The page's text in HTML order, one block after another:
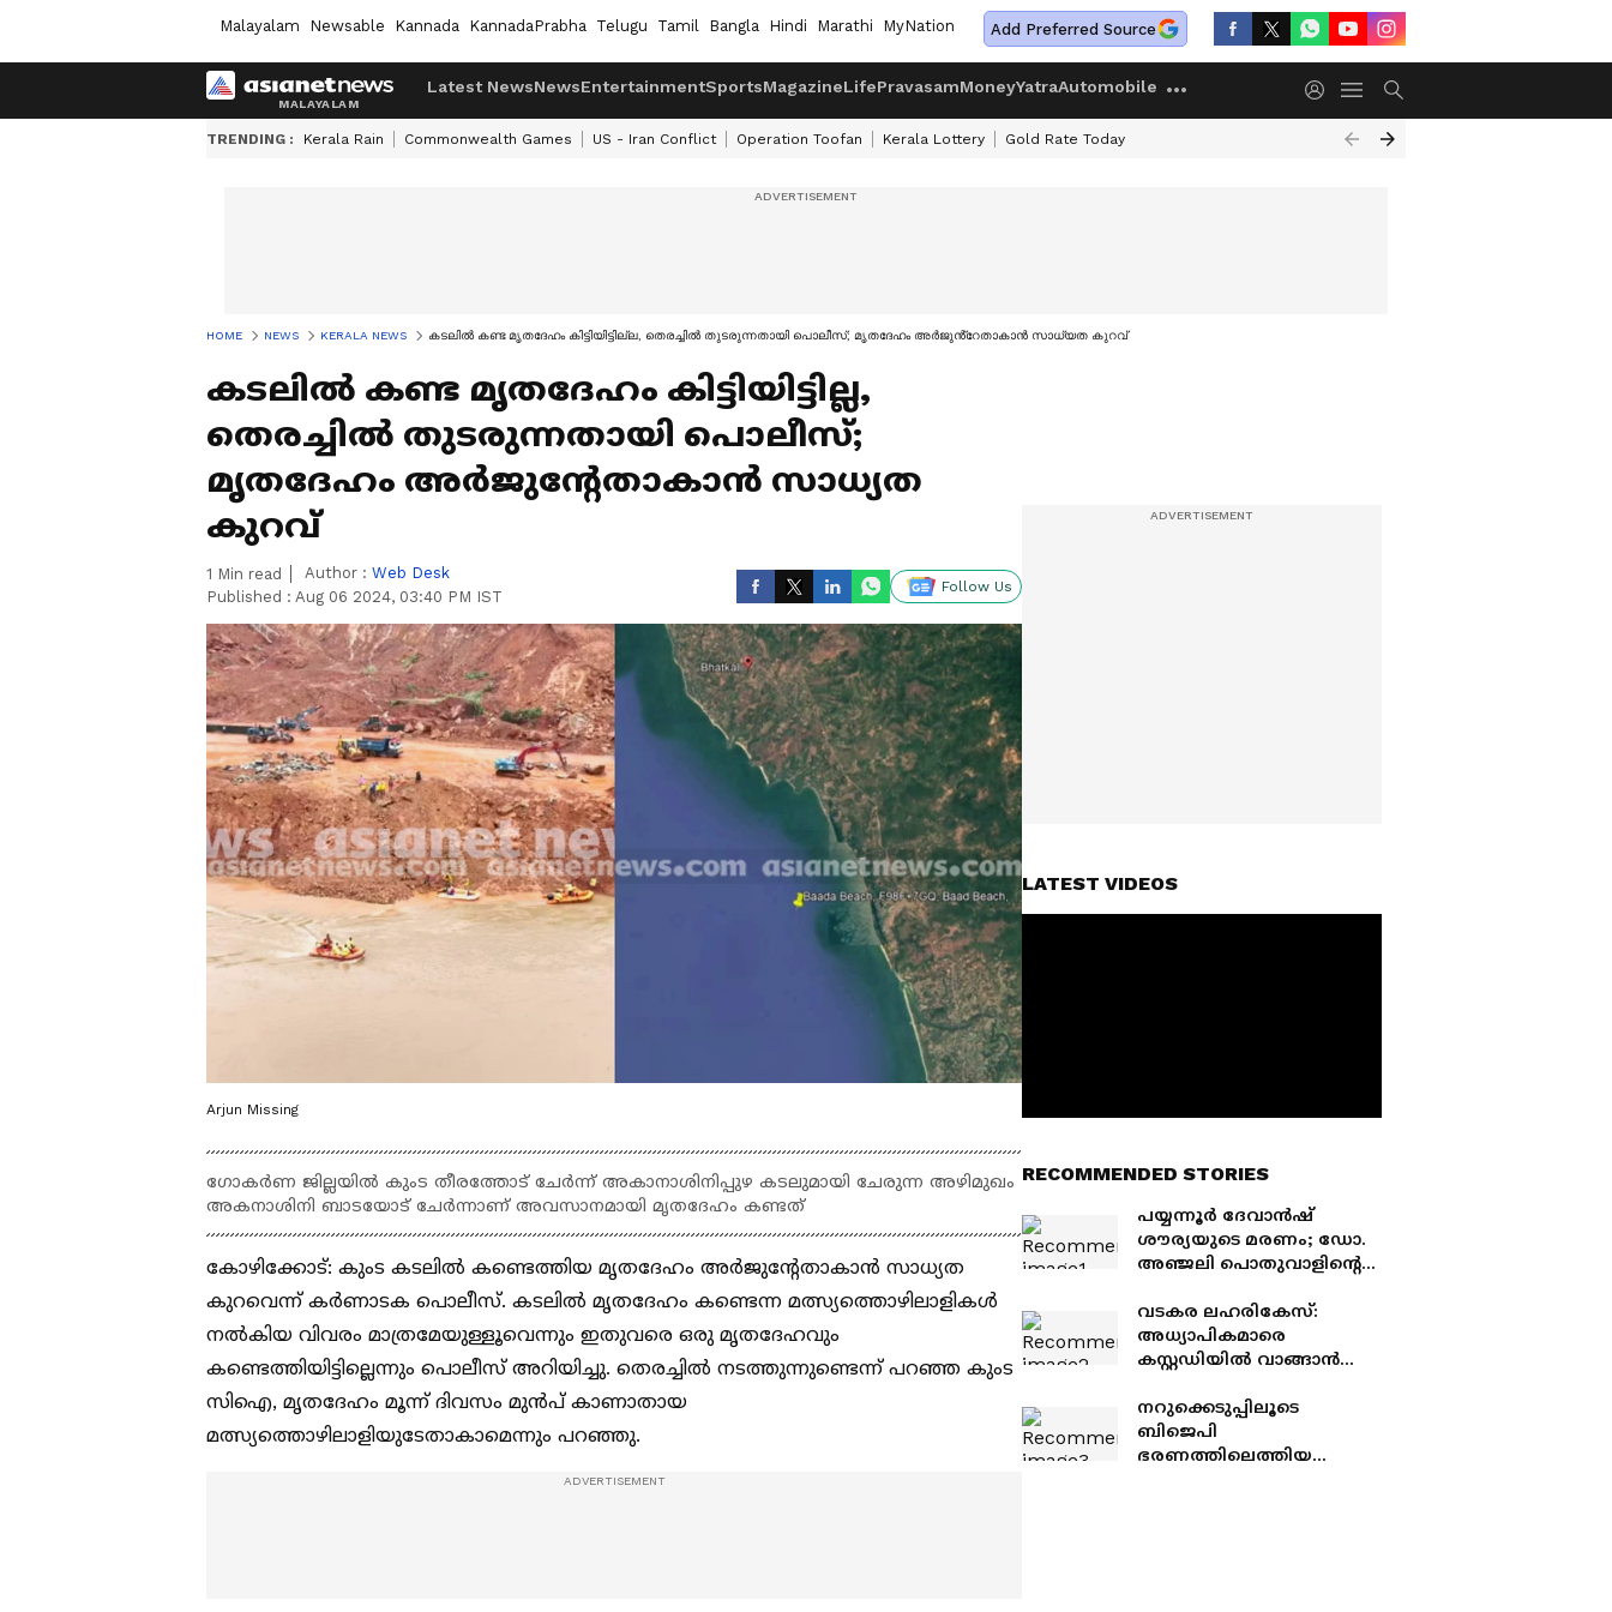
Malayalam Newsable Kannada KannadaPrabha Telugu Tamil Bangla Hindi Marathi MyNation Add Preferred Source
Latest NewsNewsEntertainmentSportsMagazineLifePravasamMoneyYatraAutomobile
TRENDING : Kerala Rain Commonwealth Games US - Iran Conflict Operation Toofan Kerala Lottery Gold Rate Today
HOME NEWS KERALA NEWS കടലിൽ കണ്ട മൃതദേഹം കിട്ടിയിട്ടില്ല, തെരച്ചിൽ തുടരുന്നതായി പൊലീസ്; മൃതദേഹം അ‍ർജുൻ്റേതാകാൻ സാധ്യത കുറവ്
കടലിൽ കണ്ട മൃതദേഹം കിട്ടിയിട്ടില്ല,
തെരച്ചിൽ തുടരുന്നതായി പൊലീസ്;
മൃതദേഹം അ‍ർജുൻ്റേതാകാൻ സാധ്യത
കുറവ്
1 Min read Author : Web Desk
Published : Aug 06 2024, 03:40 PM IST
Follow Us
Arjun Missing
ഗോകർണ ജില്ലയിൽ കുംട തീരത്തോട് ചേർന്ന് അകാനാശിനിപ്പുഴ കടലുമായി ചേരുന്ന അഴിമുഖം
അകനാശിനി ബാടയോട് ചേർന്നാണ് അവസാനമായി മൃതദേഹം കണ്ടത്
കോഴിക്കോട്: കുംട കടലിൽ കണ്ടെത്തിയ മൃതദേഹം അർജുൻ്റേതാകാൻ സാധ്യത
കുറവെന്ന് കർണാടക പൊലീസ്. കടലിൽ മൃതദേഹം കണ്ടെന്ന മത്സ്യത്തൊഴിലാളികൾ
നൽകിയ വിവരം മാത്രമേയുള്ളൂവെന്നും ഇതുവരെ ഒരു മൃതദേഹവും
കണ്ടെത്തിയിട്ടില്ലെന്നും പൊലീസ് അറിയിച്ചു. തെരച്ചിൽ നടത്തുന്നുണ്ടെന്ന് പറഞ്ഞ കുംട
സിഐ, മൃതദേഹം മൂന്ന് ദിവസം മുൻപ് കാണാതായ
മത്സ്യത്തൊഴിലാളിയുടേതാകാമെന്നും പറഞ്ഞു.
LATEST VIDEOS
RECOMMENDED STORIES
പയ്യന്നൂര്‍ ദേവാൻഷ്
ശൗര്യയുടെ മരണം; ഡോ.
അഞ്ജലി പൊതുവാളിന്റെ
കോടതി ഇന്ന്
പരിഗണിക്കും
വടകര ലഹരികേസ്:
അധ്യാപികമാരെ
കസ്റ്റഡിയില്‍ വാങ്ങാന്‍
പിരിച്ചുവിട്ടുകൊണ്ടുള്ള
ഉത്തരവ് ഇന്ന്
നറുക്കെടുപ്പിലൂടെ
ബിജെപി
ഭരണത്തിലെത്തിയ